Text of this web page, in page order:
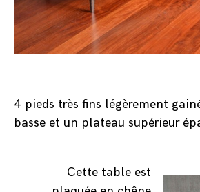
4 pieds très fins légèrement
basse et un plateau supérieur
Cette table est